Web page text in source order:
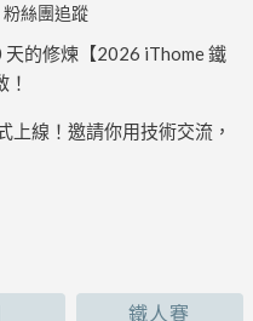
絲團追蹤
的修煉【2026 iThome 鐵
線！邀請你用技術交流，
鐵人賽